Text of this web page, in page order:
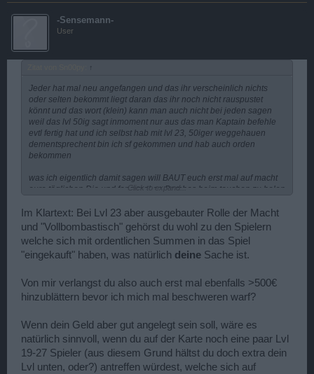
-Sensemann-
User
↑
Jeder hat mal neu angefangen und das ihr verscheinlich nichts
oder selten bekommt liegt daran das ihr noch nicht rauspustet
könnt und das wort (klein) kann man auch nicht bei jeden sagen
weil das lvl 50ig sagt inmoment nur aus das man Kaptain befehle
evtl fertig hat und ich selbst hab mit lvl 23, 50iger weggehauen
dementsprechent bin ich sf gekommen und hab auch orden
bekommen
was ich eigentlich damit sagen will BAUT euch erst mal auf macht
eure täglichen Dia und fang mal an Bombas beim tauchen zu holen
beschweren
Click to expand...
Im Klartext: Bei Lvl 23 aber ausgebauter Rolle der Macht
und "Vollbombastisch" gehörst du wohl zu den Spielern
welche sich mit ordentlichen Summen in das Spiel
"eingekauft" haben, was natürlich deine Sache ist.
Von mir verlangst du also auch erst mal ebenfalls >500€
hinzublättern bevor ich mich mal beschweren warf?
Wenn dein Geld aber gut angelegt sein soll, wäre es
natürlich sinnvoll, wenn du auf der Karte noch eine paar Lvl
19-27 Spieler (aus diesem Grund hältst du doch extra dein
Lvl unten, oder?) antreffen würdest, welche sich auf